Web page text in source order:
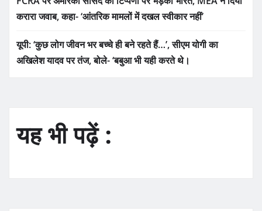
करारा जवाब, कहा- ‘आंतरिक मामलों में दखल स्वीकार नहीं’
यूपी: ‘कुछ लोग जीवन भर बच्चे ही बने रहते हैं…’, सीएम योगी का
अखिलेश यादव पर तंज, बोले- ‘बबुआ भी यही करते थे।
यह भी पढ़ें :